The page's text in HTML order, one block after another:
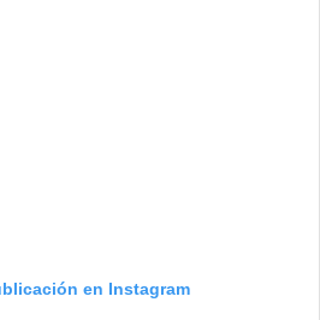
en Instagram